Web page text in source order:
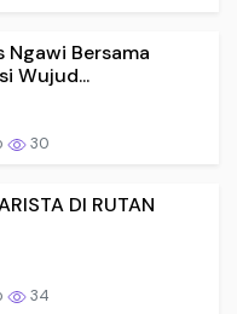
Ngawi Bersama
Wujud...
30
DI RUTAN
34